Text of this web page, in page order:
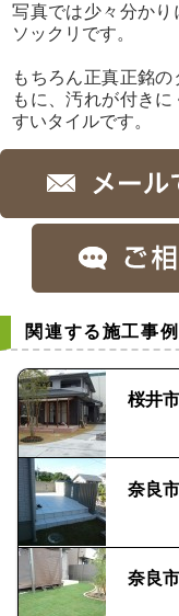
写真では少々分か
ソックリです。
もちろん正真正銘
もに、汚れが付き
すいタイルです。
関連する施工事